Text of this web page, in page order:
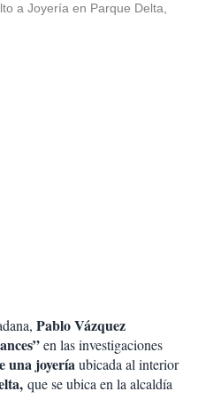
a Joyería en Parque Delta,
Pablo Vázquez
en las investigaciones
una joyeríaubicada al interior
que se ubica en la alcaldía